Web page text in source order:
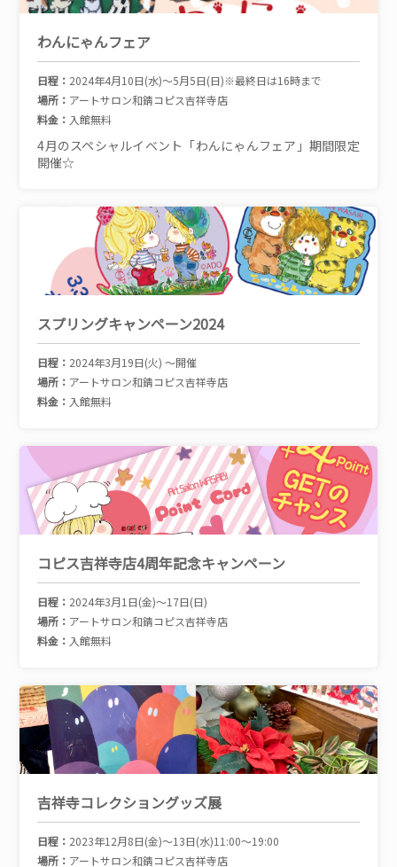
わんにゃんフェア
日程： 2024年4月10日(水)～5月5日(日)※最終日は16時まで
場所： アートサロン和錆コピス吉祥寺店
料金： 入館無料
4月のスペシャルイベント「わんにゃんフェア」期間限定
開催☆
スプリングキャンペーン2024
日程： 2024年3月19日(火) ～開催
場所： アートサロン和錆コピス吉祥寺店
料金： 入館無料
コピス吉祥寺店4周年記念キャンペーン
日程： 2024年3月1日(金)～17日(日)
場所： アートサロン和錆コピス吉祥寺店
料金： 入館無料
吉祥寺コレクショングッズ展
日程： 2023年12月8日(金)〜13日(水)11:00〜19:00
場所： アートサロン和錆コピス吉祥寺店